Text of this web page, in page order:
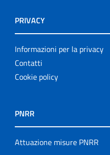
PRIVACY
Informazioni per la privacy
Contatti
Cookie policy
PNRR
Attuazione misure PNRR